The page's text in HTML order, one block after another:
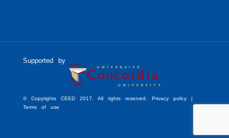
Supported by
© Copyrights CEED 2017. All rights reserved. Privacy policy |
Terms of use